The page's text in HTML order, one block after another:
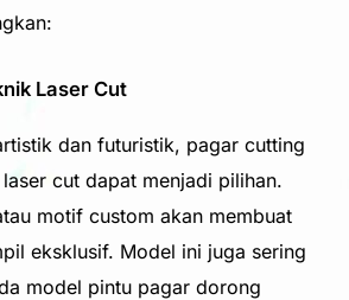
Laser Cut
dan futuristik, pagar cutting
cut dapat menjadi pilihan.
motif custom akan membuat
eksklusif. Model ini juga sering
model pintu pagar dorong